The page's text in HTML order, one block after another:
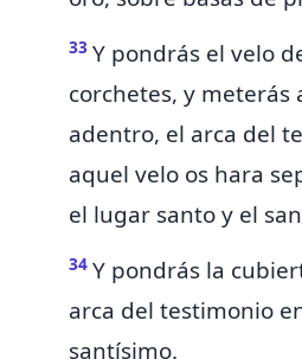
33 Y pondrás el velo
corchetes, y meterás
adentro, el arca del
aquel velo os hara
el lugar santo y el
34 Y pondrás la
arca del testimonio
santísimo.